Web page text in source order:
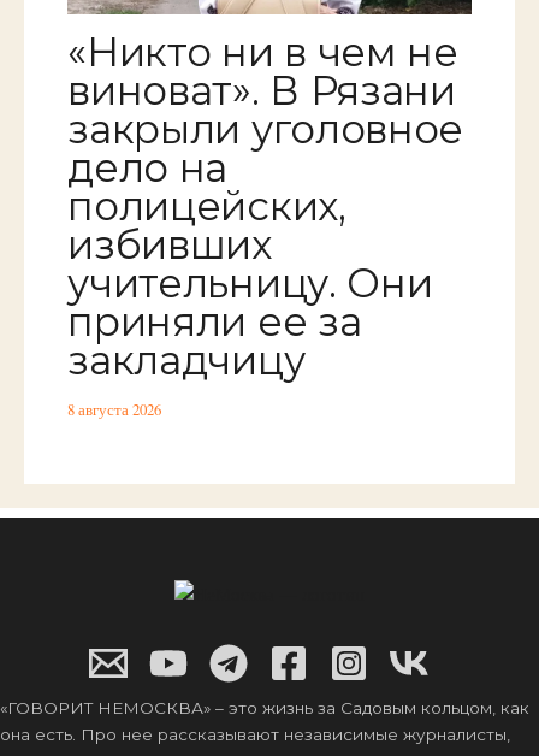
«Никто ни в чем не
виноват». В Рязани
закрыли уголовное
дело на
полицейских,
избивших
учительницу. Они
приняли ее за
закладчицу
8 августа 2026
«ГОВОРИТ НЕМОСКВА» – это жизнь за Садовым кольцом, как
она есть. Про нее рассказывают независимые журналисты,